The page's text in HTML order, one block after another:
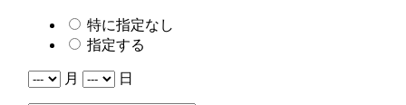
特に指定なし
指定する
月 日